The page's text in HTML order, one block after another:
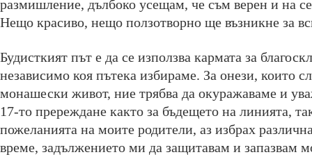
размишление, дълбоко усещам, че съм верен и на
Нещо красиво, нещо ползотворно ще възникне за
Будисткият път е да се използва кармата за
независимо коя пътека избираме. За онези, които
монашески живот, ние трябва да окуражаваме и
17-то пререждане както за бъдещето на линията,
пожеланията на моите родители, аз избрах
време, задължението ми да защитавам и запазвам